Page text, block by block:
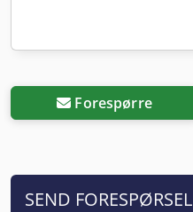
Forespørre
SEND FORESPØRSEL